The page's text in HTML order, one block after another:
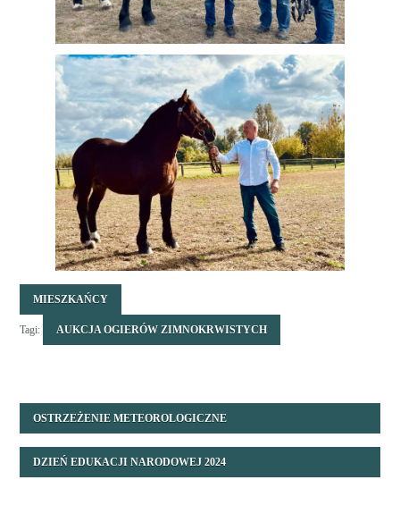
MIESZKAŃCY
Tagi: AUKCJA OGIERÓW ZIMNOKRWISTYCH
OSTRZEŻENIE METEOROLOGICZNE
DZIEŃ EDUKACJI NARODOWEJ 2024